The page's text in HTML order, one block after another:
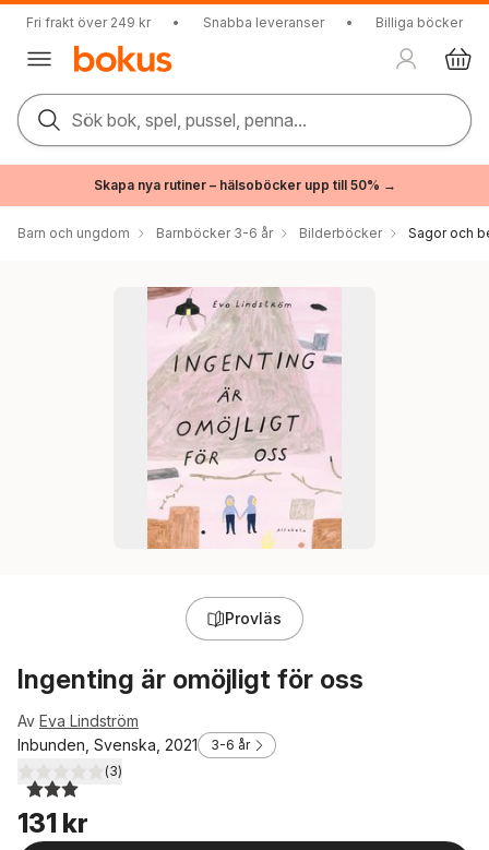
Fri frakt över 249 kr • Snabba leveranser • Billiga böcker
Sök bok, spel, pussel, penna...
Skapa nya rutiner – hälsoböcker upp till 50% →
Barn och ungdom Barnböcker 3-6 år Bilderböcker Sagor och
Provläs
Ingenting är omöjligt för oss
Av Eva Lindström
Inbunden, Svenska, 2021
3-6 år
3,0utav 5 stjärnor. Totalt antal röster:
(3)
131 kr